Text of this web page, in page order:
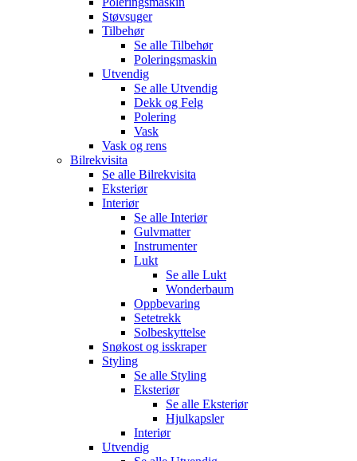
Støvsuger
Tilbehør
Se alle Tilbehør
Poleringsmaskin
Utvendig
Se alle Utvendig
Dekk og Felg
Polering
Vask
Vask og rens
Bilrekvisita
Se alle Bilrekvisita
Eksteriør
Interiør
Se alle Interiør
Gulvmatter
Instrumenter
Lukt
Se alle Lukt
Wonderbaum
Oppbevaring
Setetrekk
Solbeskyttelse
Snøkost og isskraper
Styling
Se alle Styling
Eksteriør
Se alle Eksteriør
Hjulkapsler
Interiør
Utvendig